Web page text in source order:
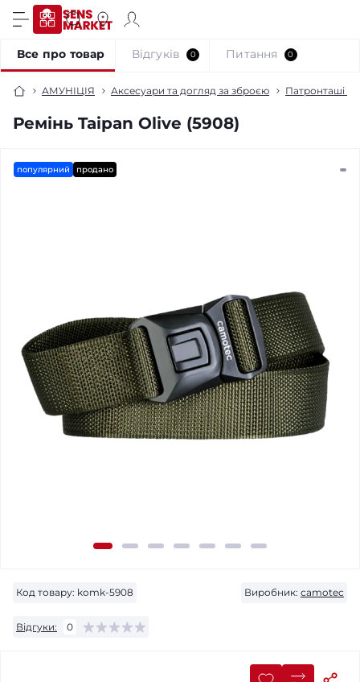
АМУНІЦІЯ Аксесуари та догляд за зброєю Патронташі та
Ремінь Taipan Olive (5908)
Все про товар Відгуків 0 Питання 0
популярний продано
Код товару: komk-5908 Виробник: сamotec
Відгуки: 0